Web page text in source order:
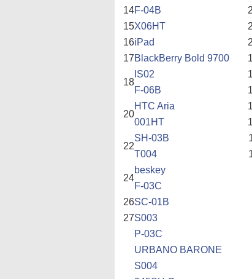
14F-04B
15X06HT
16iPad
17BlackBerry Bold 9700
18
IS02
F-06B
20
HTC Aria
001HT
22
SH-03B
T004
24
beskey
F-03C
26SC-01B
27S003
P-03C
URBANO BARONE
S004